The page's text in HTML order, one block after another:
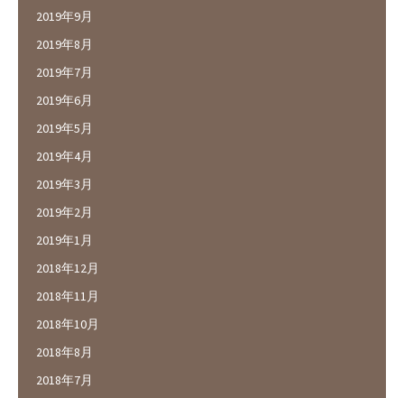
2019年9月
2019年8月
2019年7月
2019年6月
2019年5月
2019年4月
2019年3月
2019年2月
2019年1月
2018年12月
2018年11月
2018年10月
2018年8月
2018年7月